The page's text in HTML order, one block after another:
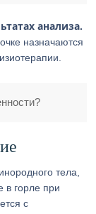
анализа.
назначаются
тела,
в горле при
с